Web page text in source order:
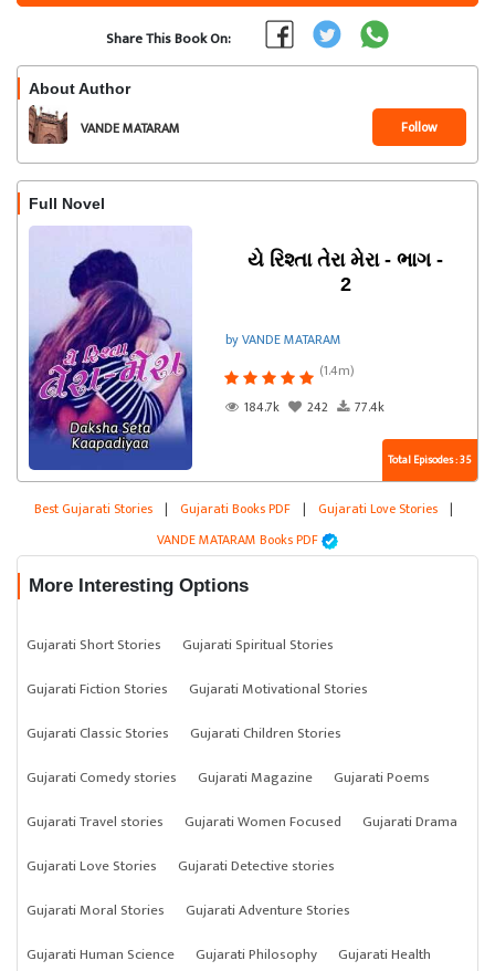
Share This Book On:
About Author
VANDE MATARAM Follow
Full Novel
યે રિશ્તા તેરા મેરા - ભાગ -
2
by VANDE MATARAM
(1.4m)
184.7k
242 77.4k
Total Episodes : 35
Best Gujarati Stories | Gujarati Books PDF | Gujarati Love Stories |
VANDE MATARAM Books PDF
More Interesting Options
Gujarati Short Stories
Gujarati Spiritual Stories
Gujarati Fiction Stories
Gujarati Motivational Stories
Gujarati Classic Stories
Gujarati Children Stories
Gujarati Comedy stories
Gujarati Magazine
Gujarati Poems
Gujarati Travel stories
Gujarati Women Focused
Gujarati Drama
Gujarati Love Stories
Gujarati Detective stories
Gujarati Moral Stories
Gujarati Adventure Stories
Gujarati Human Science
Gujarati Philosophy Gujarati Health